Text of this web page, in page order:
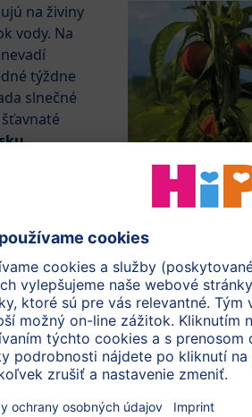
na živiny
vody. Na
týždne
slnečné
,